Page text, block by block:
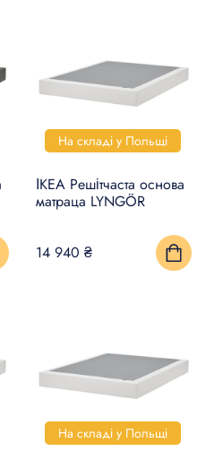
На складі у Польщі
ІКЕА Решітчаста основа
матраца LYNGÖR
14 940 ₴
На складі у Польщі